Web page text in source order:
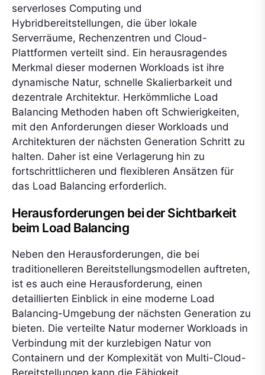
serverloses Computing und
Hybridbereitstellungen, die über lokale
Serverräume, Rechenzentren und Cloud-
Plattformen verteilt sind. Ein herausragendes
Merkmal dieser modernen Workloads ist ihre
dynamische Natur, schnelle Skalierbarkeit und
dezentrale Architektur. Herkömmliche Load
Balancing Methoden haben oft Schwierigkeiten,
mit den Anforderungen dieser Workloads und
Architekturen der nächsten Generation Schritt zu
halten. Daher ist eine Verlagerung hin zu
fortschrittlicheren und flexibleren Ansätzen für
das Load Balancing erforderlich.
Herausforderungen bei der Sichtbarkeit
beim Load Balancing
Neben den Herausforderungen, die bei
traditionelleren Bereitstellungsmodellen auftreten,
ist es auch eine Herausforderung, einen
detaillierten Einblick in eine moderne Load
Balancing-Umgebung der nächsten Generation zu
bieten. Die verteilte Natur moderner Workloads in
Verbindung mit der kurzlebigen Natur von
Containern und der Komplexität von Multi-Cloud-
Bereitstellungen kann die Fähigkeit